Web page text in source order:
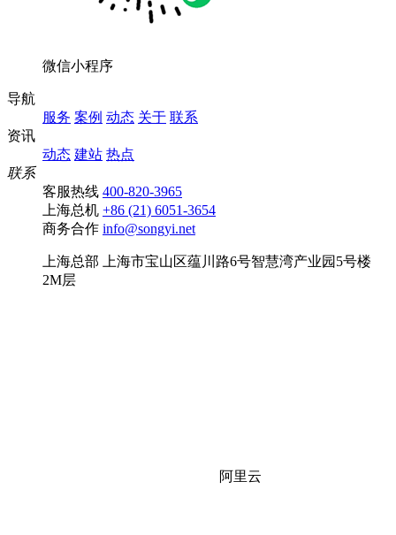
微信小程序
导航
服务 案例 动态 关于 联系
资讯
动态 建站 热点
联系
客服热线 400-820-3965
上海总机 +86 (21) 6051-3654
商务合作 info@songyi.net
上海总部
上海市宝山区蕴川路6号智慧湾产业园5号楼
2M层
阿里云